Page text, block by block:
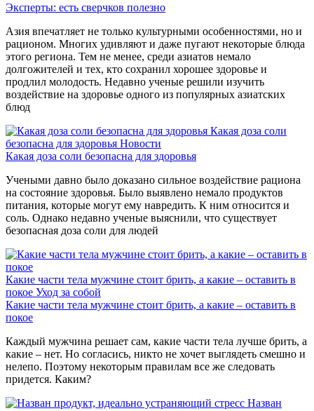
Эксперты: есть сверчков полезно
Азия впечатляет не только культурными особенностями, но и
рационом. Многих удивляют и даже пугают некоторые блюда
этого региона. Тем не менее, среди азиатов немало
долгожителей и тех, кто сохранил хорошее здоровье и
продлил молодость. Недавно ученые решили изучить
воздействие на здоровье одного из популярных азиатских
блюд
Какая доза соли
безопасна для здоровья Новости
Какая доза соли безопасна для здоровья
Учеными давно было доказано сильное воздействие рациона
на состояние здоровья. Было выявлено немало продуктов
питания, которые могут ему навредить. К ним относится и
соль. Однако недавно ученые выяснили, что существует
безопасная доза соли для людей
Какие части тела мужчине стоит брить, а какие – оставить в
покое Уход за собой
Какие части тела мужчине стоит брить, а какие – оставить в
покое
Каждый мужчина решает сам, какие части тела лучше брить, а
какие – нет. Но согласись, никто не хочет выглядеть смешно и
нелепо. Поэтому некоторым правилам все же следовать
придется. Каким?
Назван